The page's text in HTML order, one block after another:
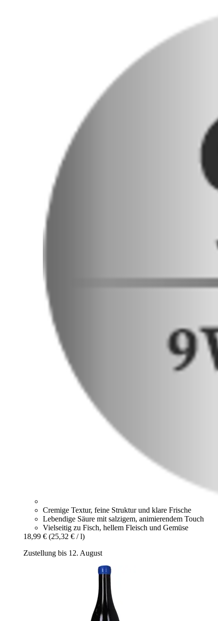
Cremige Textur, feine Struktur und klare Frische
Lebendige Säure mit salzigem, animierendem Touch
Vielseitig zu Fisch, hellem Fleisch und Gemüse
18,99 € (25,32 € / l)
Zustellung bis 12. August